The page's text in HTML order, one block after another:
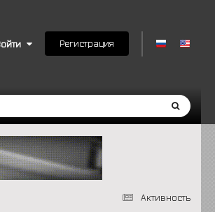
Регистрация
Активность